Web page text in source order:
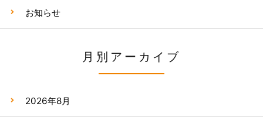
お知らせ
月別アーカイブ
2026年8月